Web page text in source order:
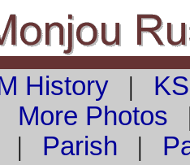
History|
More Photos
Parish |